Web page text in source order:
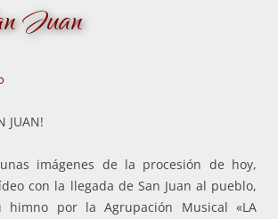
Juan
JUAN!
imágenes de la procesión de hoy,
con la llegada de San Juan al pueblo,
himno por la Agrupación Musical «LA